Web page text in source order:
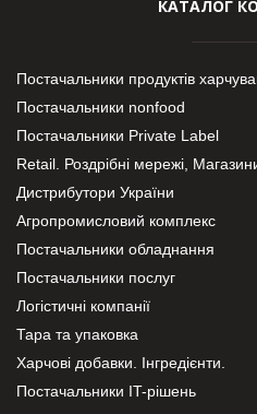
КАТАЛОГ
Постачальники продуктів
Постачальники nonfood
Постачальники Private Label
Retail. Роздрібні мережі,
Дистрибутори України
Агропромисловий комплекс
Постачальники обладнання
Постачальники послуг
Логістичні компанії
Тара та упаковка
Харчові добавки. Інгредієнти.
Постачальники IT-рішень